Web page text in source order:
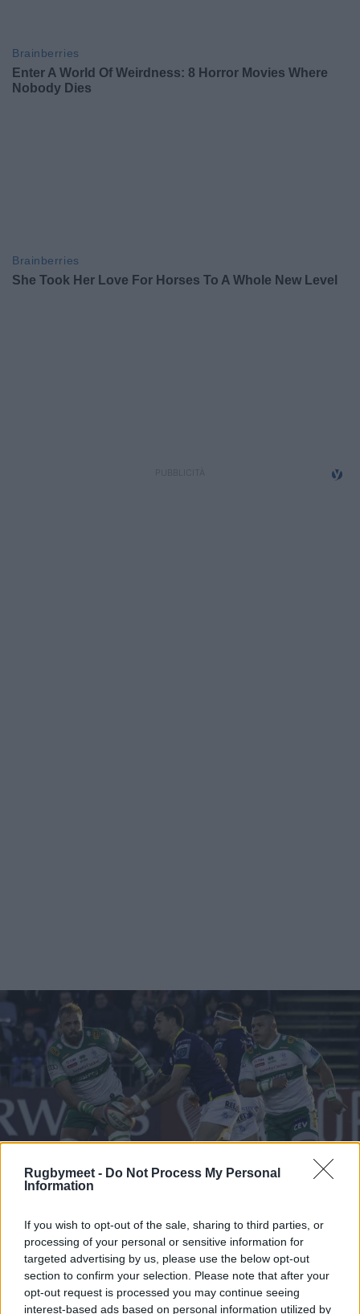
Rugbymeet - Do Not Process My Personal
Information
If you wish to opt-out of the sale, sharing to third parties, or
processing of your personal or sensitive information for
targeted advertising by us, please use the below opt-out
section to confirm your selection. Please note that after your
opt-out request is processed you may continue seeing
interest-based ads based on personal information utilized by
Foto Monica Dallavalle
Le Zebre costano troppo